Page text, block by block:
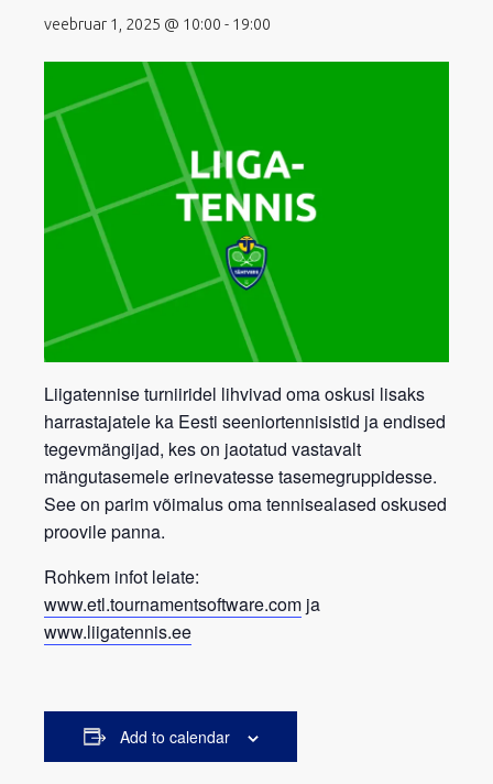
veebruar 1, 2025 @ 10:00 - 19:00
Liigatennise turniiridel lihvivad oma oskusi lisaks
harrastajatele ka Eesti seeniortennisistid ja endised
tegevmängijad, kes on jaotatud vastavalt
mängutasemele erinevatesse tasemegruppidesse.
See on parim võimalus oma tennisealased oskused
proovile panna.
Rohkem infot leiate:
www.etl.tournamentsoftware.com ja
www.liigatennis.ee
Add to calendar